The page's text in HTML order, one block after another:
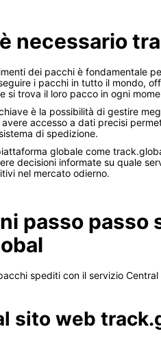
necessario
dei pacchi è fondamentale
i pacchi in tutto il mondo,
si trova il loro pacco in ogni
è la possibilità di gestire
accesso a dati precisi
di spedizione.
globale come
decisioni informate su quale
nel mercato odierno.
passo passo
spediti con il servizio
sito web